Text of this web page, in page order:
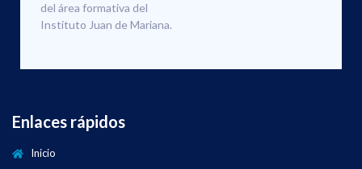
del área formativa del
Instituto Juan de Mariana.
Enlaces rápidos
Inicio